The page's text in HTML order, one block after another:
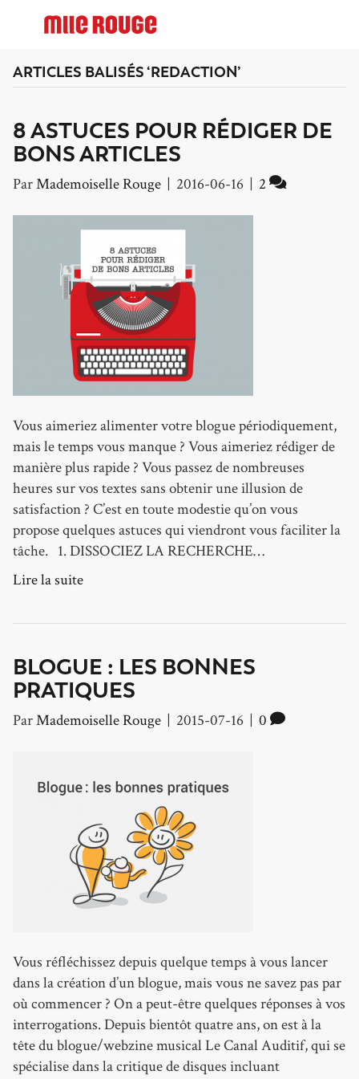
ARTICLES BALISÉS ‘REDACTION’
8 ASTUCES POUR RÉDIGER DE
BONS ARTICLES
ParMademoiselle Rouge | 2016-06-16 | 2
Vous aimeriez alimenter votre blogue périodiquement,
mais le temps vous manque ? Vous aimeriez rédiger de
manière plus rapide ? Vous passez de nombreuses
heures sur vos textes sans obtenir une illusion de
satisfaction ? C’est en toute modestie qu’on vous
propose quelques astuces qui viendront vous faciliter la
tâche. 1. DISSOCIEZ LA RECHERCHE…
Lire la suite
BLOGUE : LES BONNES
PRATIQUES
ParMademoiselle Rouge | 2015-07-16 | 0
Vous réfléchissez depuis quelque temps à vous lancer
dans la création d’un blogue, mais vous ne savez pas par
où commencer ? On a peut-être quelques réponses à vos
interrogations. Depuis bientôt quatre ans, on est à la
tête du blogue/webzine musical Le Canal Auditif, qui se
spécialise dans la critique de disques incluant